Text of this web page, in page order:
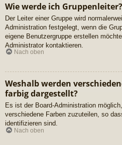
Wie werde ich Gruppenleiter?
Der Leiter einer Gruppe wird
Administration festgelegt, wenn die
eigene Benutzergruppe erstellen
Administrator kontaktieren.
Nach oben
Weshalb werden
farbig dargestellt?
Es ist der Board-Administration
verschiedene Farben zuzuteilen, so
identifizieren sind.
Nach oben